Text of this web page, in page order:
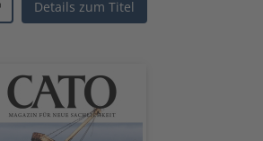
Details zum Titel